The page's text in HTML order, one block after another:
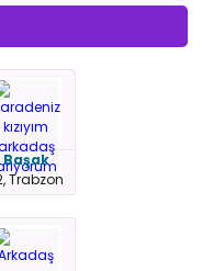
Başak
Trabzon